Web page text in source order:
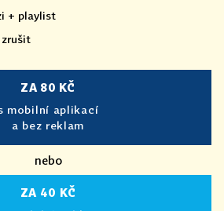
+ playlist
ZA 80 KČ
mobilní aplikací
a bez reklam
nebo
ZA 40 KČ